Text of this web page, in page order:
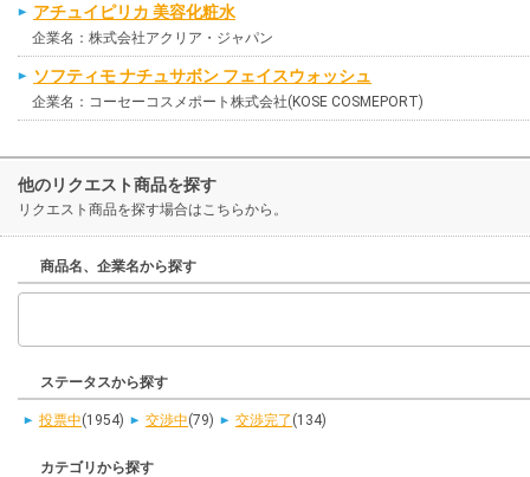
アチュイピリカ 美容化粧水
企業名：株式会社アクリア・ジャパン
ソフティモ ナチュサボン フェイスウォッシュ
企業名：コーセーコスメポート株式会社(KOSE COSMEPORT)
他のリクエスト商品を探す
リクエスト商品を探す場合はこちらから。
商品名、企業名から探す
ステータスから探す
投票中(1954) 交渉中(79) 交渉完了 (134)
カテゴリから探す